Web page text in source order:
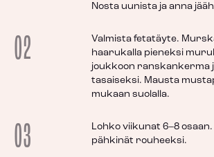
Nosta uunista ja anna
02
Valmista fetatäyte.
haarukalla pieneksi
joukkoon ranskankerma
tasaiseksi. Mausta
mukaan suolalla.
03
Lohko viikunat 6–8
pähkinät rouheeksi.